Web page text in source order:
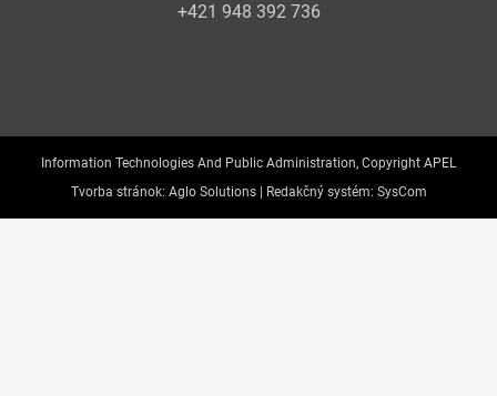
+421 948 392 736
Information Technologies And Public Administration, Copyright APEL
Tvorba stránok: Aglo Solutions | Redakčný systém: SysCom